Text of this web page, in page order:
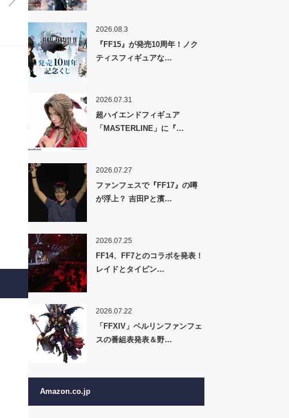
2026.08.3
『FF15』が発売10周年！ノク
ティスフィギュアな…
2026.07.31
超ハイエンドフィギュア
「MASTERLINE」に『…
2026.07.27
ファンフェスで『FF17』の噂
が浮上？ 吉田Pと濱…
2026.07.25
FF14、FF7とのコラボを発表！
レイドとタイピン…
2026.07.22
「FFXIV」ベルリンファンフェ
スの番組表発表＆野…
Amazon.co.jp